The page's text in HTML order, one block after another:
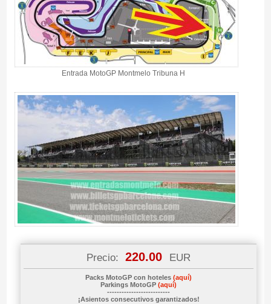
Entrada MotoGP Montmelo Tribuna H
Precio: 220.00 EUR
Packs MotoGP con hoteles(aquí)
Parkings MotoGP(aquí)
--------------------------
¡Asientos consecutivos garantizados!